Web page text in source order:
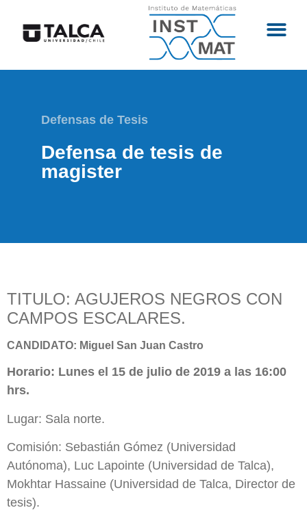
Defensas de Tesis
Defensa de tesis de
magister
TITULO: AGUJEROS NEGROS CON
CAMPOS ESCALARES.
CANDIDATO: Miguel San Juan Castro
Horario: Lunes el 15 de julio de 2019 a las 16:00
hrs.
Lugar: Sala norte.
Comisión: Sebastián Gómez (Universidad
Autónoma), Luc Lapointe (Universidad de Talca),
Mokhtar Hassaine (Universidad de Talca, Director de
tesis).